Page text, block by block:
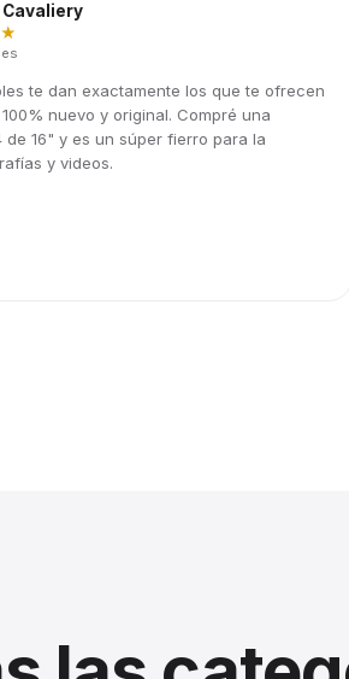
te dan exactamente los que te ofrecen
nuevo y original. Compré una
de 16" y es un súper fierro para la
y videos.